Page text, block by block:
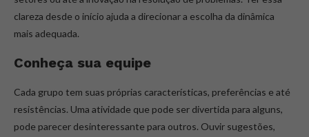
clareza desde o início ajuda a direcionar a escolha da dinâmica
mais adequada.
Conheça sua equipe
Cada grupo tem suas próprias características, preferências e até
resistências. Uma atividade que pode ser divertida para alguns,
pode parecer desinteressante para outros. Ouvir sugestões,